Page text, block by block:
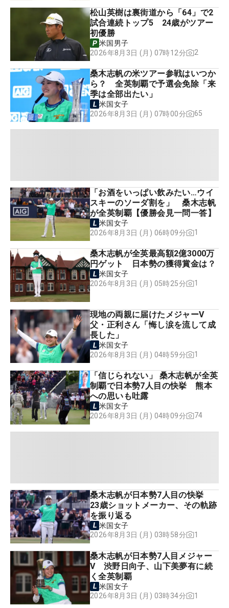
松山英樹は裏街道から「64」で2
試合連続トップ5 24歳がツアー
初優勝
米国男子
2026年8月3日 (月) 07時12分
2
桑木志帆の米ツアー参戦はいつか
ら？ 全英制覇で予選会免除「来
季は全部出たい」
米国女子
2026年8月3日 (月) 07時00分
65
「お酒をいっぱい飲みたい…ウイ
スキーのソーダ割を」 桑木志帆
が全英制覇【優勝会見一問一答】
米国女子
2026年8月3日 (月) 06時09分
1
桑木志帆が全英最高額2億3000万
円ゲット 日本勢の獲得賞金は？
米国女子
2026年8月3日 (月) 05時25分
1
現地の両親に届けたメジャーV
父・正利さん「悔し涙を流して成
長した」
米国女子
2026年8月3日 (月) 04時59分
1
「信じられない」 桑木志帆が全英
制覇で日本勢7人目の快挙 熊本
への思いも吐露
米国女子
2026年8月3日 (月) 04時09分
74
桑木志帆が日本勢7人目の快挙
23歳ショットメーカー、その軌跡
を振り返る
米国女子
2026年8月3日 (月) 03時58分
1
桑木志帆が日本勢7人目メジャー
V 渋野日向子、山下美夢有に続
く全英制覇
米国女子
2026年8月3日 (月) 03時34分
1